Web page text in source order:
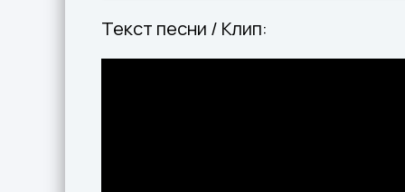
Текст песни / Клип: